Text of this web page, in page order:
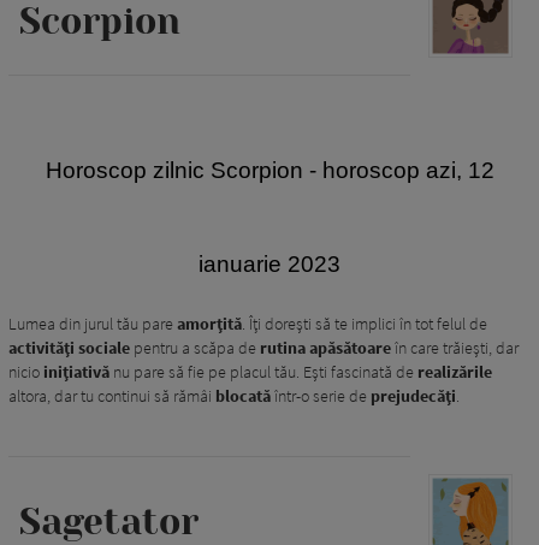
Scorpion
Horoscop zilnic Scorpion - horoscop azi, 12
ianuarie 2023
Lumea din jurul tău pare amorțită. Îți dorești să te implici în tot felul de
activități sociale pentru a scăpa de rutinaapăsătoareîn care trăiești, dar
nicio inițiativă nu pare să fie pe placul tău. Ești fascinată de realizările
altora, dar tu continui să rămâi blocatăîntr-o serie de prejudecăți.
Sagetator